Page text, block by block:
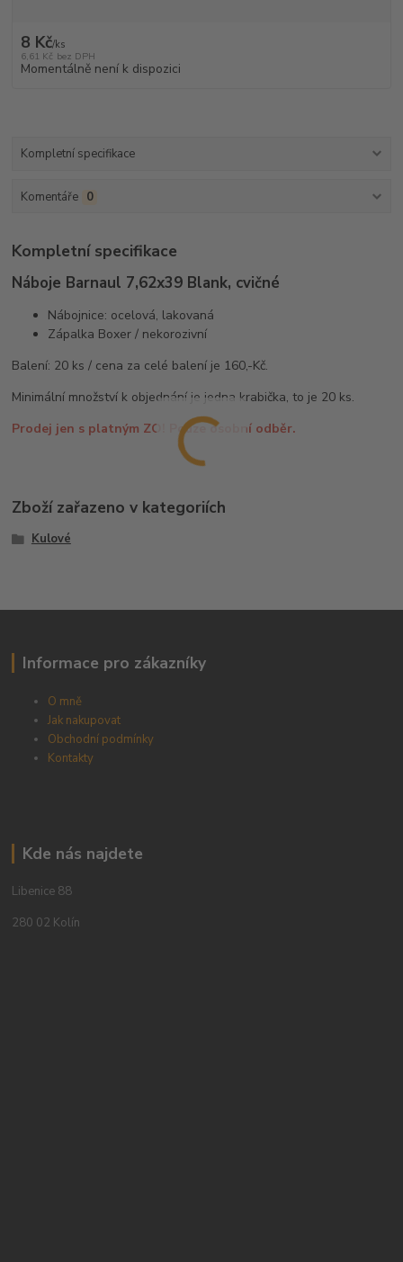
8 Kč/ks
6,61 Kč bez DPH
Momentálně není k dispozici
Kompletní specifikace
Komentáře 0
Kompletní specifikace
Náboje Barnaul 7,62x39 Blank, cvičné
Nábojnice: ocelová, lakovaná
Zápalka Boxer / nekorozivní
Balení: 20 ks / cena za celé balení je 160,-Kč.
Minimální množství k objednání je jedna krabička, to je 20 ks.
Prodej jen s platným ZO! Pouze osobní odběr.
Zboží zařazeno v kategoriích
Kulové
Informace pro zákazníky
O mně
Jak nakupovat
Obchodní podmínky
Kontakty
Kde nás najdete
Libenice 88
280 02 Kolín